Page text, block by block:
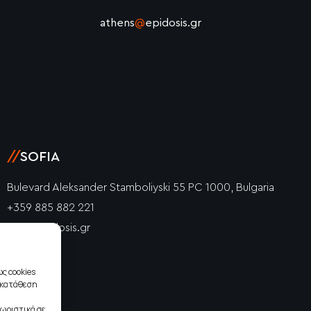
cookies
athens@epidosis.gr
//SOFIA
Bulevard Aleksander Stamboliyski 55 PC 1000, Bulgaria
+359 885 882 221
info@epidosis.gr